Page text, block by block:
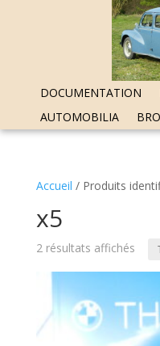
DOCUMENTATION
AUTOMOBILIA
Accueil / Produits
x5
2 résultats affichés